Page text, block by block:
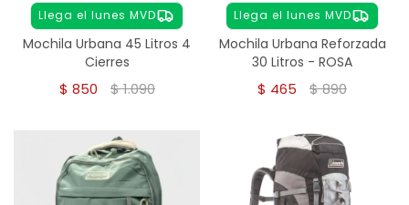
Llega el lunes MVD
Mochila Urbana 45 Litros 4
Cierres
$ 850 $1.090
Llega el lunes MVD
Mochila Urbana Reforzada
30 Litros - ROSA
$ 465 $890